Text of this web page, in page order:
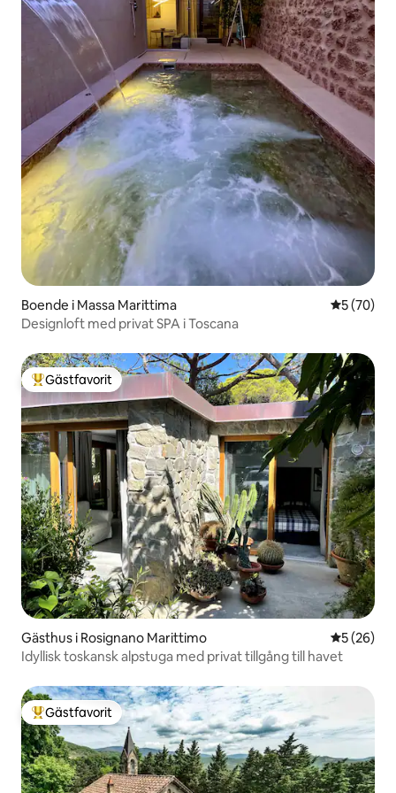
Boende i Massa Marittima 5 av 5 i
5 (70)
Designloft med privat SPA i Toscana
Populär gästfavorit
Gästfavorit
Gästhus i Rosignano Marittimo 5 av 5 i
5 (26)
Idyllisk toskansk alpstuga med privat tillgång till havet
Populär gästfavorit
Gästfavorit